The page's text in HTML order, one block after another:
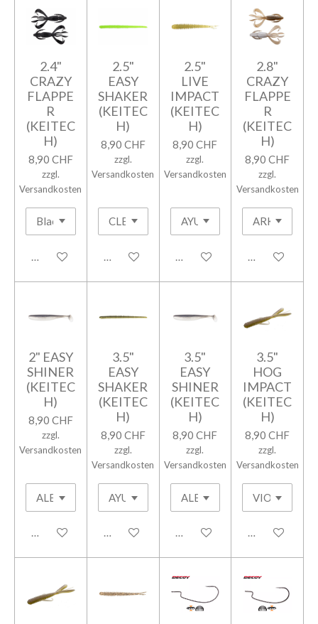
2.4"
CRAZY
FLAPPE
R
(KEITEC
H)
8,90 CHF
zzgl.
Versandkosten
In den Warenkorb
2.5"
EASY
SHAKER
(KEITEC
H)
8,90 CHF
zzgl.
Versandkosten
In den Warenkorb
2.5"
LIVE
IMPACT
(KEITEC
H)
8,90 CHF
zzgl.
Versandkosten
In den Warenkorb
2.8"
CRAZY
FLAPPE
R
(KEITEC
H)
8,90 CHF
zzgl.
Versandkosten
In den
2" EASY
SHINER
(KEITEC
H)
8,90 CHF
zzgl.
Versandkosten
In den Warenkorb
3.5"
EASY
SHAKER
(KEITEC
H)
8,90 CHF
zzgl.
Versandkosten
In den Warenkorb
3.5"
EASY
SHINER
(KEITEC
H)
8,90 CHF
zzgl.
Versandkosten
In den Warenkorb
3.5"
HOG
IMPACT
(KEITEC
H)
8,90 CHF
zzgl.
Versandkosten
In den